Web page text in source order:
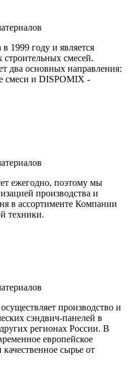
1999 году и является
смесей.
два основных направления:
смеси и DISPOMIX -
ежегодно, поэтому мы
производства и
в ассортименте Компании
техники.
производство и
сэндвич-панелей в
регионах России. В
европейское
сырье от